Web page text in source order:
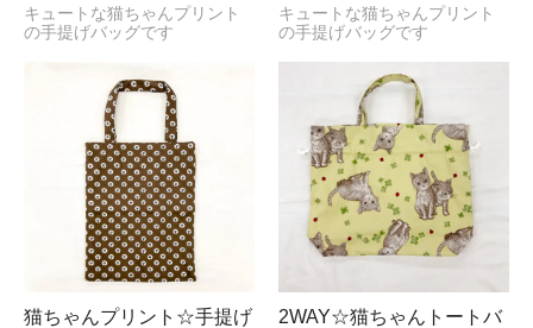
キュートな猫ちゃんプリント
の手提げバッグです
キュートな猫ちゃんプリント
の手提げバッグです
猫ちゃんプリント☆手提げ
2WAY☆猫ちゃんトートバ